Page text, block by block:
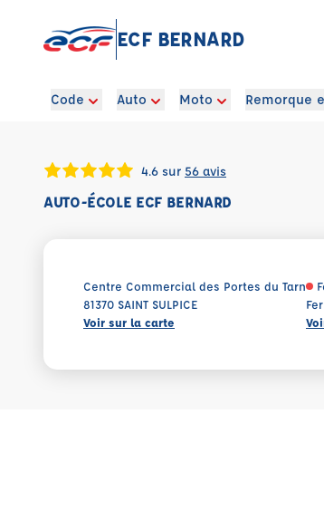
ECF BERNARD
Code Auto Moto Remorque
4.6 sur 56 avis
AUTO-ÉCOLE ECF BERNARD
Centre Commercial des Portes du Tarn
81370 SAINT SULPICE
Voir sur la carte